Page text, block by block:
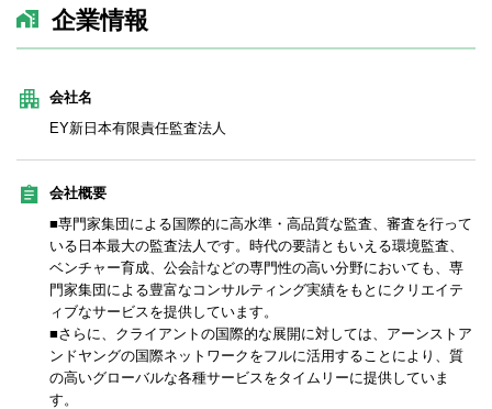
企業情報
会社名
EY新日本有限責任監査法人
会社概要
■専門家集団による国際的に高水準・高品質な監査、審査を行って
いる日本最大の監査法人です。時代の要請ともいえる環境監査、
ベンチャー育成、公会計などの専門性の高い分野においても、専
門家集団による豊富なコンサルティング実績をもとにクリエイテ
ィブなサービスを提供しています。
■さらに、クライアントの国際的な展開に対しては、アーンストア
ンドヤングの国際ネットワークをフルに活用することにより、質
の高いグローバルな各種サービスをタイムリーに提供していま
す。